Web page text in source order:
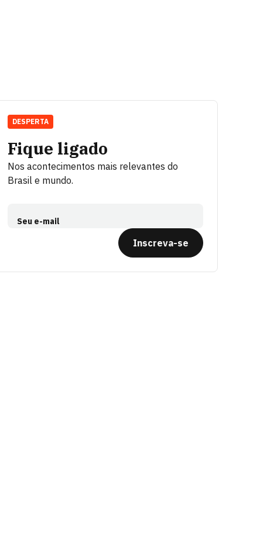
Fique ligado
Nos acontecimentos mais relevantes do
Brasil e mundo.
Seu e-mail
Inscreva-se
DESPERTA